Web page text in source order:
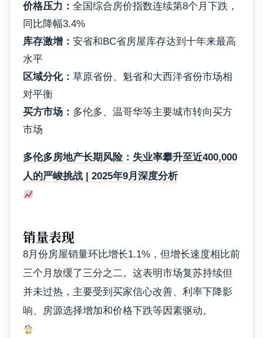
价格压力： 全国综合房价指数连续第8个月下跌，
同比降幅3.4%
库存激增： 安省和BC省房屋库存达到十年来最高
水平
区域分化： 草原省份、魁省和大西洋省份市场相
对平衡
买方市场： 多伦多、温哥华等主要城市转向买方
市场
多伦多房地产长期风险：失业率攀升至近400,000
人的严峻挑战 | 2025年9月深度分析
销量表现
8月份房屋销量环比增长1.1%，但增长速度相比前
三个月放缓了三分之二。这表明市场复苏持续但
并未过热，主要受到买家信心改善、利率下降影
响、房源选择增加和价格下跌等因素驱动。